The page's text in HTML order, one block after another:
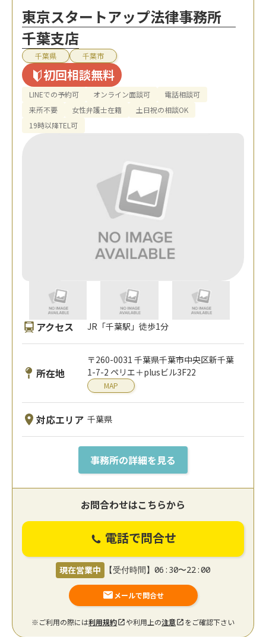
東京スタートアップ法律事務所
千葉支店
千葉県 千葉市
初回相談無料
LINEでの予約可 オンライン面談可
電話相談可
来所不要
女性弁護士在籍
土日祝の相談OK
19時以降TEL可
アクセス JR「千葉駅」徒歩1分
所在地
〒260-0031 千葉県千葉市中央区新千葉
1-7-2 ペリエ＋plusビル3F22
MAP
対応エリア 千葉県
事務所の詳細を見る
お問合わせはこちらから
電話で問合せ
現在営業中 【受付時間】06:30〜22:00
メールで問合せ
※ご利用の際には利用規約 や利用上の注意 をご確認下さい